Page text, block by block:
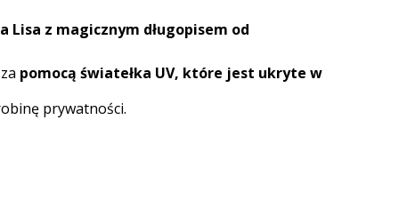
Lisa z magicznym długopisem od
pomocą światełka UV, które jest ukryte w
prywatności.